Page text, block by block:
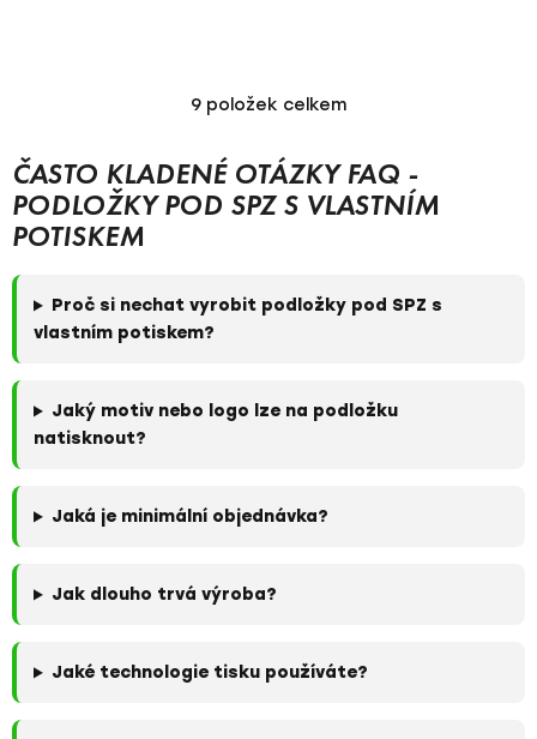
O
l
á
d
í
k
p
u
9 položek celkem
ČASTO KLADENÉ OTÁZKY FAQ -
PODLOŽKY POD SPZ S VLASTNÍM
POTISKEM
Proč si nechat vyrobit podložky pod SPZ s
vlastním potiskem?
Jaký motiv nebo logo lze na podložku
natisknout?
Jaká je minimální objednávka?
Jak dlouho trvá výroba?
Jaké technologie tisku používáte?